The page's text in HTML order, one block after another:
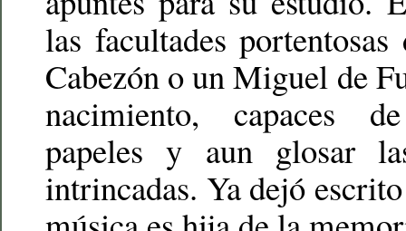
las facultades
Cabezón o un Miguel de
nacimiento, capaces
papeles y aun glosar
intrincadas. Ya dejó